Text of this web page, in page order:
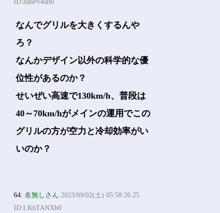
ID:zubPv4sB0
なんでグリルを大きくするんや
ろ？
なんかデザイン以外の科学的な優
位性があるのか？
せいぜい高速で130km/h、普段は
40～70km/hがメインの運用でこの
グリルの方が空力と冷却効率がい
いのか？
64:名無しさん 2023/09/02(土) 05:58:26.25
ID:LKhTANXb0